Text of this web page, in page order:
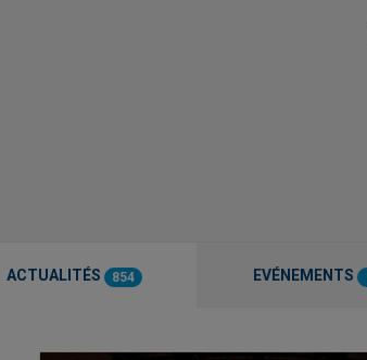
ACTUALITÉS 854 EVÉNEMENTS